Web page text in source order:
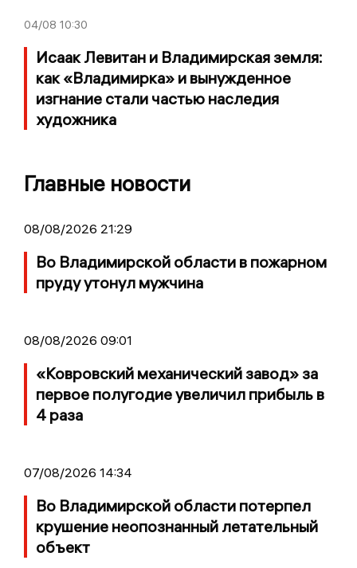
04/08 10:30
Исаак Левитан и Владимирская земля:
как «Владимирка» и вынужденное
изгнание стали частью наследия
художника
Главные новости
08/08/2026 21:29
Во Владимирской области в пожарном
пруду утонул мужчина
08/08/2026 09:01
«Ковровский механический завод» за
первое полугодие увеличил прибыль в
4 раза
07/08/2026 14:34
Во Владимирской области потерпел
крушение неопознанный летательный
объект